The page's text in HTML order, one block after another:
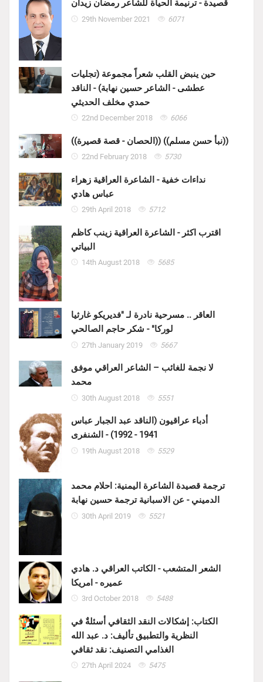
قصيدة - ترنيمة الحياة للشاعر رمضان زيدان
29th November 2021 6071
حين ينبض القلب شعراً مجموعة (تجليات
عطشى - الشاعر حسين نهابة) - الناقد
حمدي مخلف الحديثي
22nd December 2018 6066
((الحصان - قصة قصيرة)) ((نبأ حسن مسلم))
22nd February 2018 5730
نداءات خفية - الشاعرة العراقية زهراء
عباس هادي
29th April 2018 5712
اقترب اكثر - الشاعرة العراقية زينب كاظم
البياتي
14th August 2018 5685
العاقر .. مسرحية نادرة لـ "فديريكو غارثيا
لوركا" - شكر حاجم الصالحي
27th January 2019 5667
لا نجمة للغائب – الشاعر العراقي موفق
محمد
30th August 2018 5551
أدباء عراقيون (الناقد عبد الجبار عباس
1941 - 1992) - الشنفرى
19th August 2018 5529
ترجمة قصيدة الشاعرة اليمنية: احلام محمد
الدميني - عن الاسبانية ترجمة حسين نهابة
30th April 2019 5521
الشعر المتشعب - الكاتب العراقي د. هادي
عميره - امريكا
3rd October 2018 5488
الكتاب: إشكالات النقد الثقافي أسئلةٌ في
النظرية والتطبيق تأليف: د. عبد الله
الغذامي التصنيف: نقد ثقافي
27th April 2024 5475